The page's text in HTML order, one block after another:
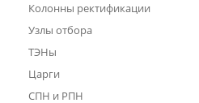
Колонны ректификации
Узлы отбора
ТЭНы
Царги
СПН и РПН